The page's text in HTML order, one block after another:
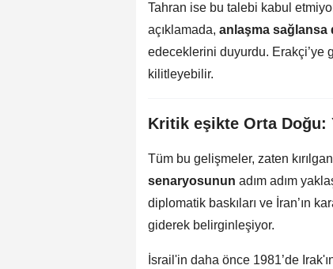
Tahran ise bu talebi kabul
açıklamada, anlaşma sağlansa
edeceklerini duyurdu. Erakçi’ye
kilitleyebilir.
Kritik eşikte Orta Doğu:
Tüm bu gelişmeler, zaten
senaryosunun adım adım
diplomatik baskıları ve İran’ın
giderek belirginleşiyor.
İsrail'in daha önce 1981’de